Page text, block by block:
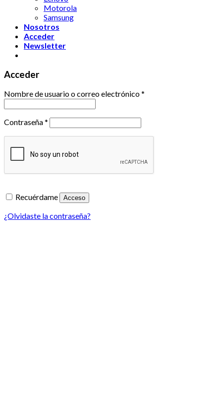
Motorola
Samsung
Nosotros
Acceder
Newsletter
Acceder
Nombre de usuario o correo electrónico*
Contraseña*
Recuérdame Acceso
¿Olvidaste la contraseña?